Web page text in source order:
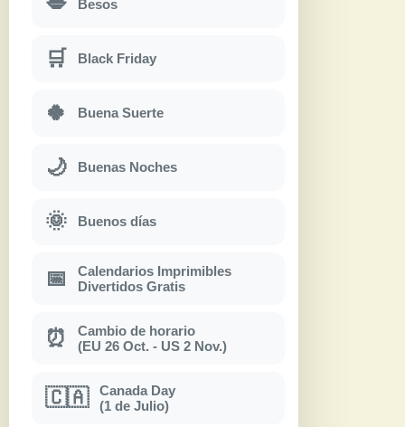
Besos
🛒 Black Friday
🍀 Buena Suerte
🌙 Buenas Noches
🌞 Buenos días
📅
Calendarios Imprimibles
Divertidos Gratis
⏰
Cambio de horario
(EU 26 Oct. - US 2 Nov.)
🇨🇦
Canada Day
(1 de Julio)